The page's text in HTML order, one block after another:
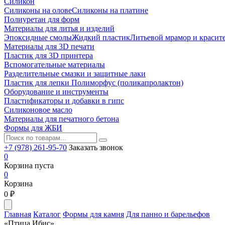
Силиконы на оловеСиликоны на платине
Полиуретан для форм
Материалы для литья и изделий
Эпоксидные смолыЖидкий пластикЛитьевой мрамор и
Материалы для 3D печати
Пластик для 3D принтера
Вспомогательные материалы
Разделительные смазки и защитные лаки
Пластик для лепки Полиморфус (поликапролактон)
Оборудование и инструменты
Пластификаторы и добавки в гипс
Силиконовое масло
Материалы для печатного бетона
Формы для ЖБИ
+7 (978) 261-95-70 Заказать звонок
0
Корзина пуста
0
Корзина
0 ₽
Главная Каталог Формы для камня Для панно и барельефов
«Птица Ибис»